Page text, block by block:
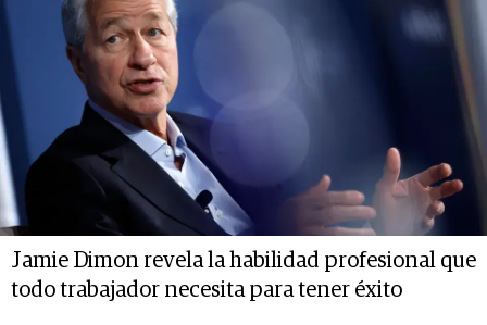
Jamie Dimon revela la habilidad profesional que
todo trabajador necesita para tener éxito